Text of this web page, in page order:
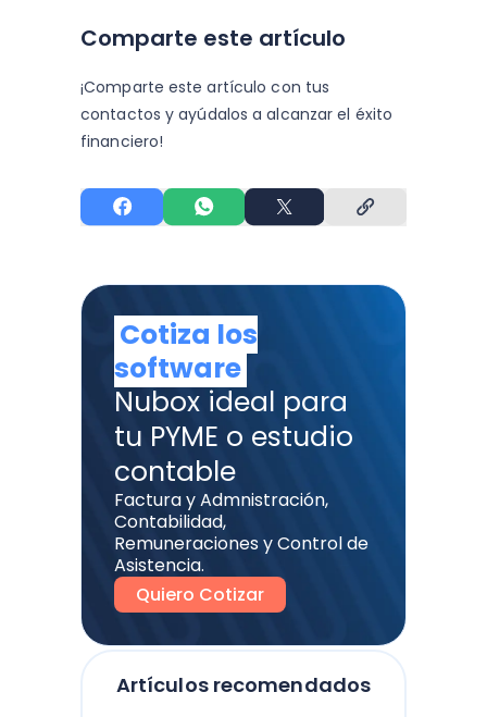
Comparte este artículo
¡Comparte este artículo con tus
contactos y ayúdalos a alcanzar el éxito
financiero!
Artículos recomendados
Cotiza los
software
Nubox ideal para
tu PYME o estudio
contable
Factura y Admnistración,
Contabilidad,
Remuneraciones y Control de
Asistencia.
Quiero Cotizar